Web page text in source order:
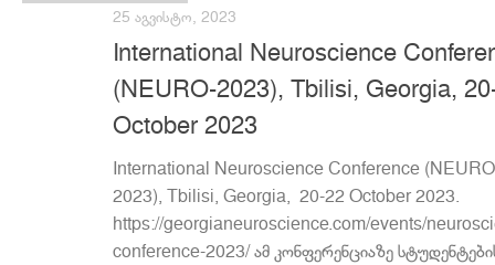
25 ᲐᲒᲕᲘᲡᲢᲝ, 2023
International Neuroscience
(NEURO-2023), Tbilisi, Georgia,
October 2023
International Neuroscience Conference
2023), Tbilisi, Georgia, 20-22 October 2023.
https://georgianeuroscience.com/events/
conference-2023/ ამ კონფერენციაზე